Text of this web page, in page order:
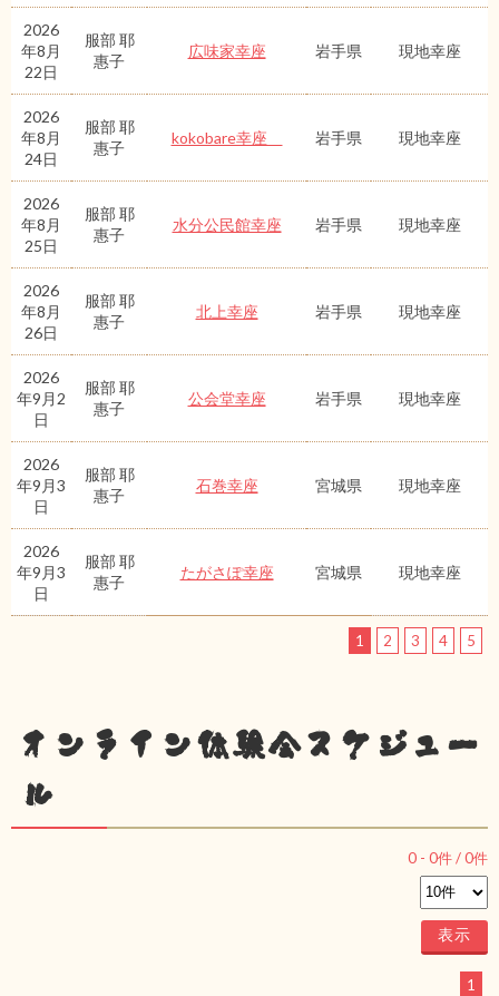
2026
年8月
22日
服部 耶
惠子
広味家幸座 岩手県 現地幸座
2026
年8月
24日
服部 耶
惠子
kokobare幸座 岩手県 現地幸座
2026
年8月
25日
服部 耶
惠子
水分公民館幸座 岩手県 現地幸座
2026
年8月
26日
服部 耶
惠子
北上幸座 岩手県 現地幸座
2026
年9月2
日
服部 耶
惠子
公会堂幸座 岩手県 現地幸座
2026
年9月3
日
服部 耶
惠子
石巻幸座 宮城県 現地幸座
2026
年9月3
日
服部 耶
惠子
たがさぽ幸座 宮城県 現地幸座
1 2 3 4 5
オンライン体験会スケジュー
ル
0 - 0件 /0件
1